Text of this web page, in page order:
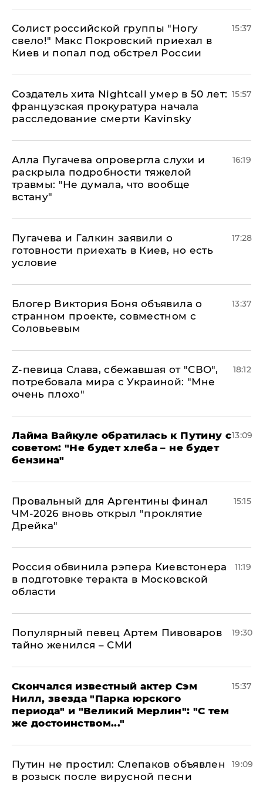
Солист российской группы "Ногу
свело!" Макс Покровский приехал в
Киев и попал под обстрел России
15:37
Создатель хита Nightcall умер в 50 лет:
французская прокуратура начала
расследование смерти Kavinsky
15:57
Алла Пугачева опровергла слухи и
раскрыла подробности тяжелой
травмы: "Не думала, что вообще
встану"
16:19
Пугачева и Галкин заявили о
готовности приехать в Киев, но есть
условие
17:28
Блогер Виктория Боня объявила о
странном проекте, совместном с
Соловьевым
13:37
Z-певица Слава, сбежавшая от "СВО",
потребовала мира с Украиной: "Мне
очень плохо"
18:12
Лайма Вайкуле обратилась к Путину с
советом: "Не будет хлеба – не будет
бензина"
13:09
Провальный для Аргентины финал
ЧМ-2026 вновь открыл "проклятие
Дрейка"
15:15
Россия обвинила рэпера Киевстонера
в подготовке теракта в Московской
области
11:19
Популярный певец Артем Пивоваров
тайно женился – СМИ
19:30
Скончался известный актер Сэм
Нилл, звезда "Парка юрского
периода" и "Великий Мерлин": "С тем
же достоинством..."
15:37
Путин не простил: Слепаков объявлен
в розыск после вирусной песни
19:09